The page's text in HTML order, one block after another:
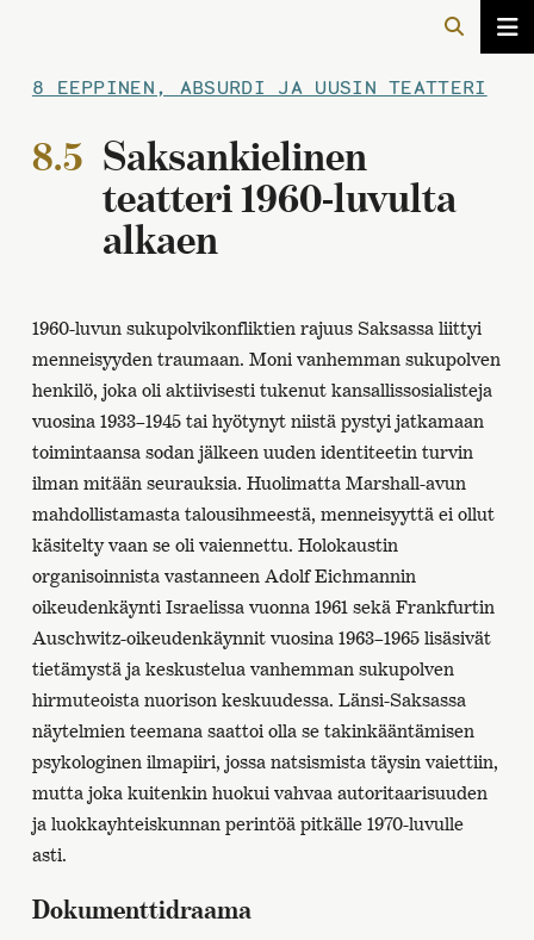
8 EEPPINEN, ABSURDI JA UUSIN TEATTERI
8.5 Saksankielinen
teatteri 1960-luvulta
alkaen
1960-luvun sukupolvikonfliktien rajuus Saksassa liittyi
menneisyyden traumaan. Moni vanhemman sukupolven
henkilö, joka oli aktiivisesti tukenut kansallissosialisteja
vuosina 1933–1945 tai hyötynyt niistä pystyi jatkamaan
toimintaansa sodan jälkeen uuden identiteetin turvin
ilman mitään seurauksia. Huolimatta Marshall-avun
mahdollistamasta talousihmeestä, menneisyyttä ei ollut
käsitelty vaan se oli vaiennettu. Holokaustin
organisoinnista vastanneen Adolf Eichmannin
oikeudenkäynti Israelissa vuonna 1961 sekä Frankfurtin
Auschwitz-oikeudenkäynnit vuosina 1963–1965 lisäsivät
tietämystä ja keskustelua vanhemman sukupolven
hirmuteoista nuorison keskuudessa. Länsi-Saksassa
näytelmien teemana saattoi olla se takinkääntämisen
psykologinen ilmapiiri, jossa natsismista täysin vaiettiin,
mutta joka kuitenkin huokui vahvaa autoritaarisuuden
ja luokkayhteiskunnan perintöä pitkälle 1970-luvulle
asti.
Dokumenttidraama